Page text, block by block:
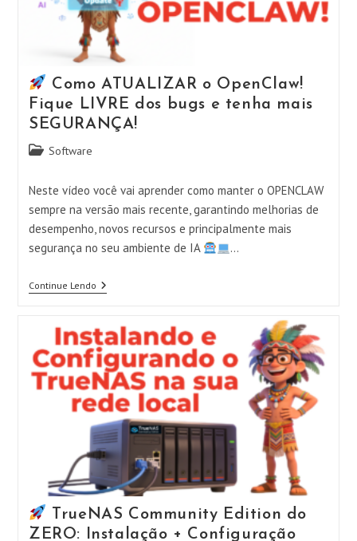
Como ATUALIZAR o OpenClaw!
Fique LIVRE dos bugs e tenha mais
SEGURANÇA!
Categoria
post:
Software
Neste vídeo você vai aprender como manter o OPENCLAW
sempre na versão mais recente, garantindo melhorias de
desempenho, novos recursos e principalmente mais
segurança no seu ambiente de IA
…
Continue Lendo
Como
OpenClaw!
Fique
LIVRE
Dos
Bugs
E
Tenha
Mais
SEGURANÇA!
TrueNAS Community Edition do
ZERO: Instalação + Configuração